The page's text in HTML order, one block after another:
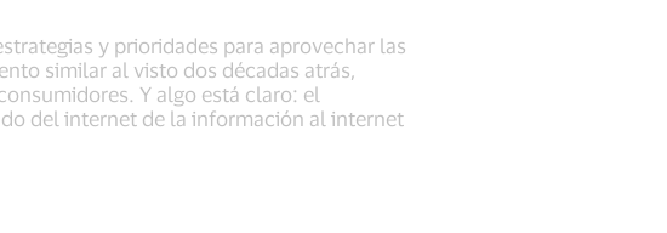
y prioridades para aprovechar las
similar al visto dos décadas atrás,
Y algo está claro: el
del internet de la información al internet